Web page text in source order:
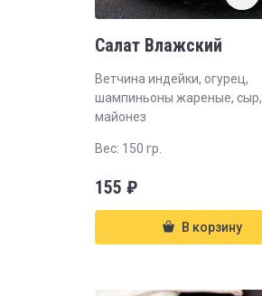
Салат Влажский
Ветчина индейки, огурец,
шампиньоны жареные, сыр,
майонез
Вес: 150 гр.
155 ₽
В корзину